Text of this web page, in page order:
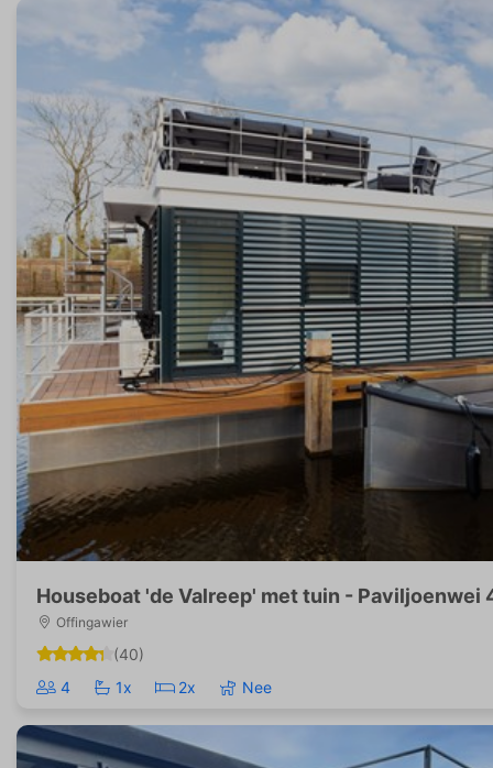
Houseboat 'de Valreep' met tuin - Paviljoenwei
Offingawier
(40)
4
1x 2x Nee